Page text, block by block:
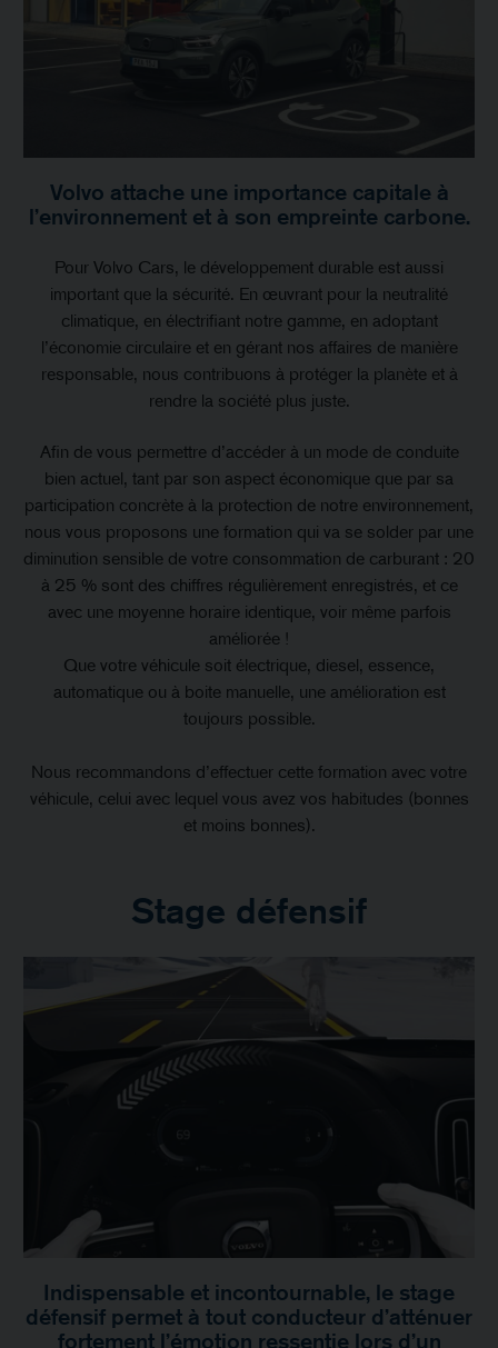
Volvo attache une importance capitale à
l’environnement et à son empreinte carbone.
Pour Volvo Cars, le développement durable est aussi
important que la sécurité. En œuvrant pour la neutralité
climatique, en électrifiant notre gamme, en adoptant
l’économie circulaire et en gérant nos affaires de manière
responsable, nous contribuons à protéger la planète et à
rendre la société plus juste.
Afin de vous permettre d’accéder à un mode de conduite
bien actuel, tant par son aspect économique que par sa
participation concrète à la protection de notre environnement,
nous vous proposons une formation qui va se solder par une
diminution sensible de votre consommation de carburant : 20
à 25 % sont des chiffres régulièrement enregistrés, et ce
avec une moyenne horaire identique, voir même parfois
améliorée !​
Que votre véhicule soit électrique, diesel, essence,
automatique ou à boite manuelle, une amélioration est
toujours possible.
Nous recommandons d’effectuer cette formation avec votre
véhicule, celui avec lequel vous avez vos habitudes (bonnes
et moins bonnes).
Stage défensif
Indispensable et incontournable, le stage
défensif permet à tout conducteur d’atténuer
fortement l’émotion ressentie lors d’un